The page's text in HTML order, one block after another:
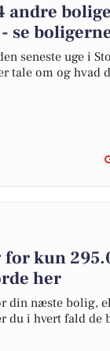
andre
se
seneste uge i
tale om og hvad
kun
her
din næste bolig,
du i hvert fald de